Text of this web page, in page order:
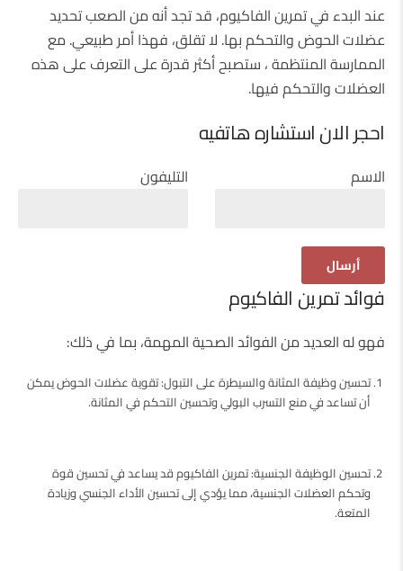
عند البدء في تمرين الفاكيوم، قد تجد أنه من الصعب تحديد
عضلات الحوض والتحكم بها. لا تقلق، فهذا أمر طبيعي. مع
الممارسة المنتظمة ، ستصبح أكثر قدرة على التعرف على هذه
العضلات والتحكم فيها.
احجر الان استشاره هاتفيه
الاسم التليفون
فوائد تمرين الفاكيوم
فهو له العديد من الفوائد الصحية المهمة، بما في ذلك:
تحسين وظيفة المثانة والسيطرة على التبول: تقوية عضلات الحوض يمكن
أن تساعد في منع التسرب البولي وتحسين التحكم في المثانة.
تحسين الوظيفة الجنسية: تمرين الفاكيوم قد يساعد في تحسين قوة
وتحكم العضلات الجنسية، مما يؤدي إلى تحسين الأداء الجنسي وزيادة
المتعة.